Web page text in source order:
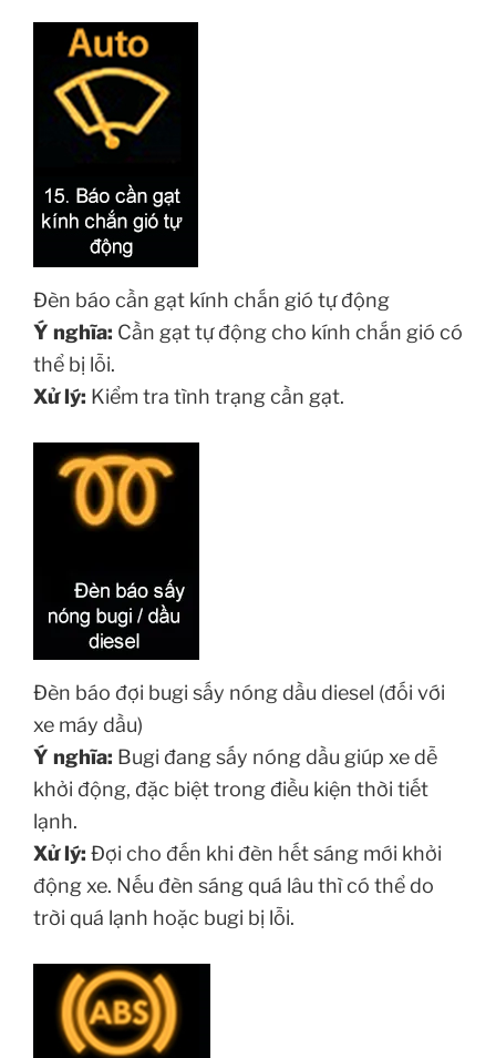
Đèn báo cần gạt kính chắn gió tự động
Ý nghĩa: Cần gạt tự động cho kính chắn gió có
thể bị lỗi.
Xử lý: Kiểm tra tình trạng cần gạt.
Đèn báo đợi bugi sấy nóng dầu diesel (đối với
xe máy dầu)
Ý nghĩa: Bugi đang sấy nóng dầu giúp xe dễ
khởi động, đặc biệt trong điều kiện thời tiết
lạnh.
Xử lý: Đợi cho đến khi đèn hết sáng mới khởi
động xe. Nếu đèn sáng quá lâu thì có thể do
trời quá lạnh hoặc bugi bị lỗi.